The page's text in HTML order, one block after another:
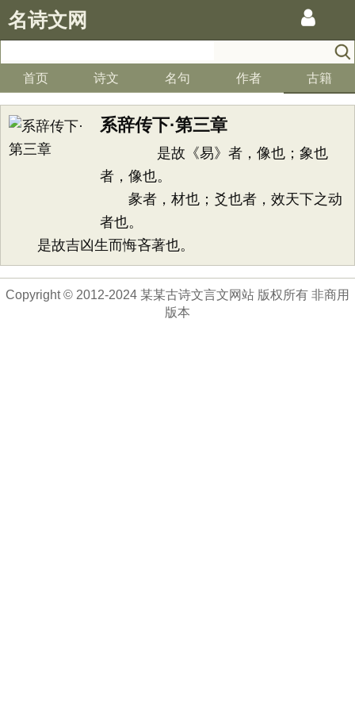
名诗文网
首页 诗文 名句 作者 古籍
系辞传下·第三章
是故《易》者，像也；象也
者，像也。
彖者，材也；爻也者，效天下之动
者也。
是故吉凶生而悔吝著也。
Copyright © 2012-2024 某某古诗文言文网站 版权所有 非商用
版本